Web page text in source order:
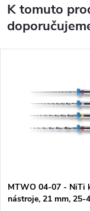
K tomuto
MTWO 04-07 - NiTi
nástroje, 21 mm, 25-